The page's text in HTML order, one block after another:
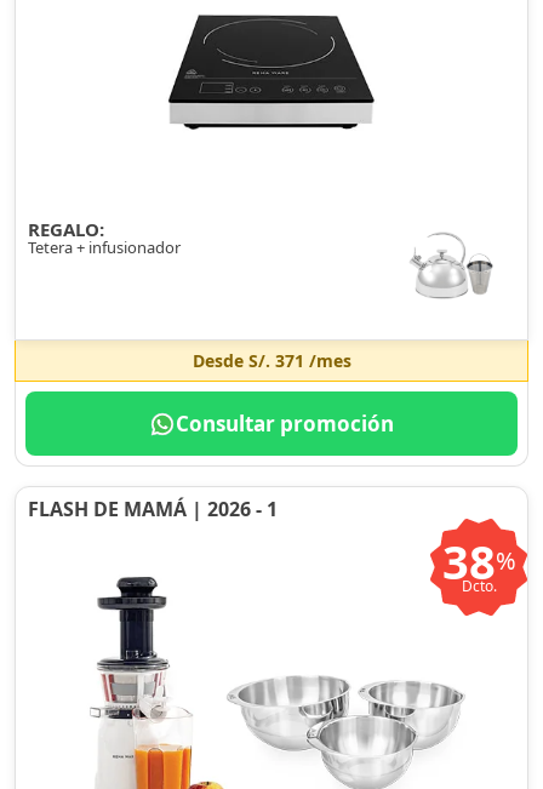
REGALO:
Tetera + infusionador
Desde S/. 371 /mes
Consultar promoción
FLASH DE MAMÁ | 2026 - 1
38%
Dcto.